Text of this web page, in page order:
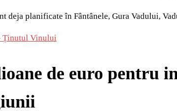
deja planificate în Fântânele, Gura Vadului,
Ținutul Vinului
de euro pentru